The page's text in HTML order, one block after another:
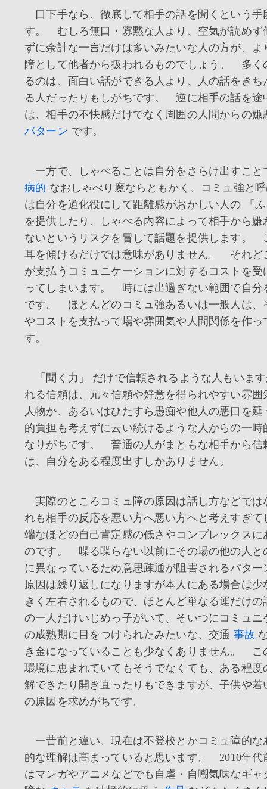
口下手なら、徹底して相手の話を聞くという手
す。 むしろ無口・寡黙な人より、空気が読めず
ずに余計な一言だけは多いみたいな人の方が、よ
障として他者から扱われるものでしょう。 多く
るのは、面白い話ができる人より、人の話をきち
る人だったりもしがちです。 逆に相手の話を途
は、相手の不快感だけでなく周囲の人間からの嫌
パターン です。
一方で、しゃべることは自分をさらけ出すこと
病的 なおしゃべり魔ならともかく、コミュ強と
は自分を道化役にして距離感がおかしい人の 「
を提供したり、しゃべる内容によって相手から嫌
ないというリスクを冒して話題を提供します。
耳を傾けるだけでは意味がありません。 それど
が支払うコミュニケーションに対するコストを受
ってしまいます。 時には出過ぎない範囲で自分
です。 ほとんどのコミュ強あるいは一般人は、
やコストを支払って場や雰囲気や人間関係を作っ
す。
「聞く力」 だけで信頼されるような人もいま
れる信頼は、元々信頼や好意を得られやすい雰囲
人物か、あるいはひたすら愚痴や他人の悪口を延
的負担も考えずに云い続けるような人からの一時
なりがちです。 普通の人がまともな相手から信
は、自分をある程度出すしかありません。
実際のところコミュ障の原因は話し方などでは
れも相手の反応を悪い方へ悪い方へと考えすぎて
端なほどの自己肯定感の低さやコンプレックスに
のです。 喋る喋らない以前にその場の他の人と
に異なっているため意思疎通が阻害されるパタ
原因は繰り返しになりますが本人にある場合は少
きく左右されるもので、ほとんど単なる運だけ
の一人だけいじめっ子がいて、そいつにコミュニ
の成熟期に目をつけられたみたいな、交通 事故
き金になっていることも少なくありません。 こ
環境に恵まれていてもそうでなくても、ある程度
解できたり開き直ったりもできますが、子供や若
の原因を求めがちです。
一昔前と違い、現在は不登校とかコミュ障的な
的な理解は高まっていると思います。 2010年代
はマンガやアニメなどでも自虐・自嘲気味なギャ